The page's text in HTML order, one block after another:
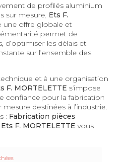
de profilés aluminium
sur mesure, Ets F.
une offre globale et
permet de
d’optimiser les délais et
sur l’ensemble des
et à une organisation
F. MORTELETTE s’impose
confiance pour la fabrication
destinées à l’industrie.
: Fabrication pièces
F. MORTELETTE vous